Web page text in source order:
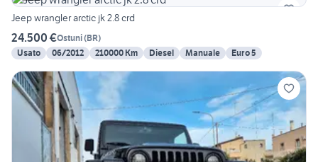
Jeep wrangler arctic jk 2.8 crd
24.500 €Ostuni(BR)
Usato
06/2012 210000 Km Diesel Manuale Euro 5